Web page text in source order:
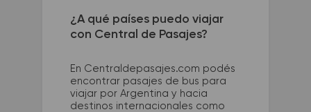
¿A qué países puedo viajar
con Central de Pasajes?
En Centraldepasajes.com podés
encontrar pasajes de bus para
viajar por Argentina y hacia
destinos internacionales como